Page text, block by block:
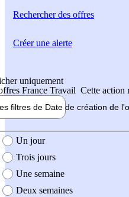
Rechercherdes offres
uniquement
France Travail Cette action
filtres de Date de création de
création de l'offre
Un jour
Trois jours
Une semaine
Deux semaines
Créer une alerte